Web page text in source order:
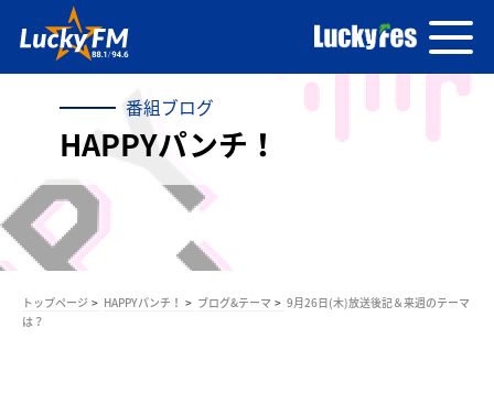
番組ブログ
HAPPYパンチ！
トップページ HAPPYパンチ！ ブログ&テーマ
9月26日(木)放送後記＆来週のテーマ
は？